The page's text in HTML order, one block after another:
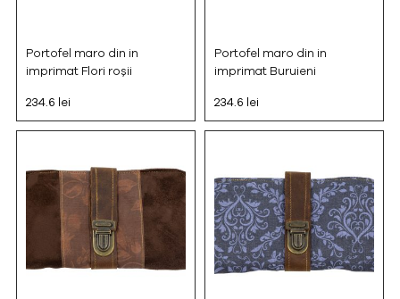
Portofel maro din in
imprimat Flori roșii
234.6 lei
Portofel maro din in
imprimat Buruieni
234.6 lei